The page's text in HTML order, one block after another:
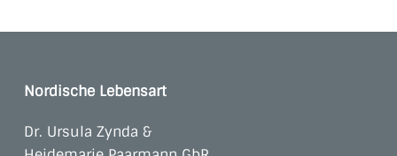
Nordische Lebensart
Dr. Ursula Zynda &